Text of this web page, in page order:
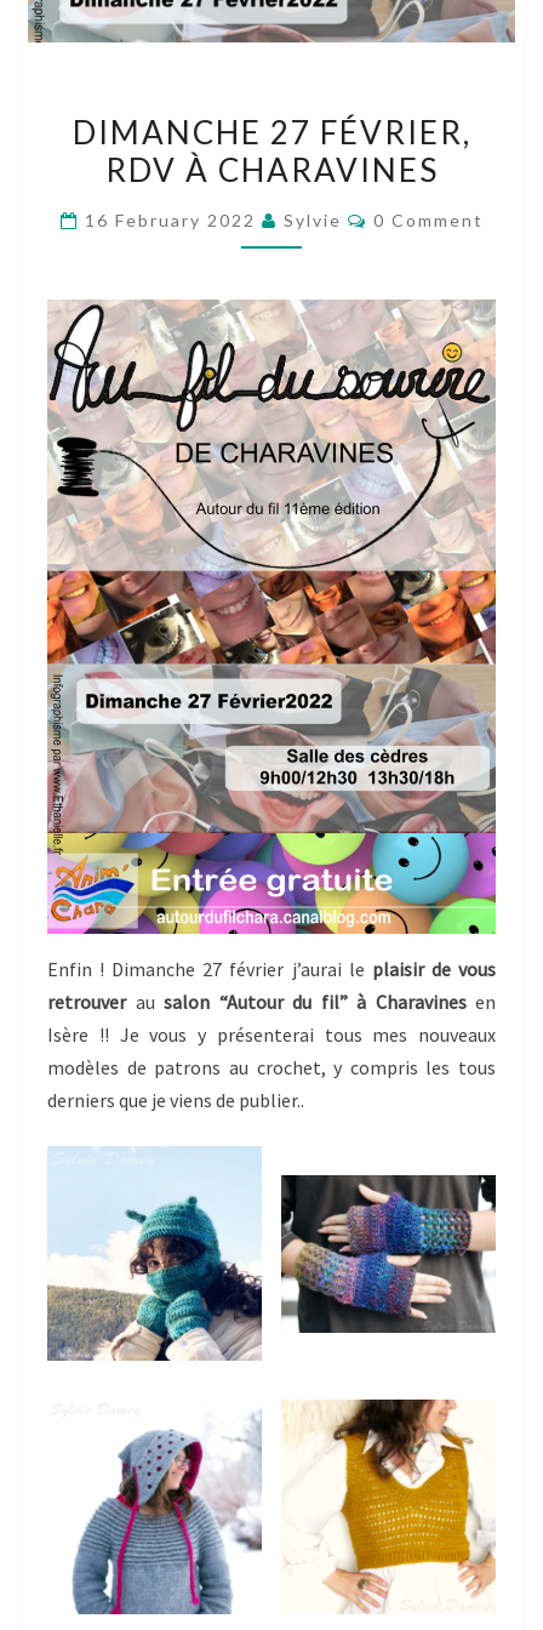
27
FÉVRIER,
À
DIMANCHE 27 FÉVRIER,
RDV À CHARAVINES
16 February 2022 Sylvie Comments
0 Comment
Enfin ! Dimanche 27 février j’aurai le plaisir de vous
retrouverau salon “Autour du fil” à Charavinesen
Isère !! Je vous y présenterai tous mes nouveaux
modèles de patrons au crochet, y compris les tous
derniers que je viens de publier..